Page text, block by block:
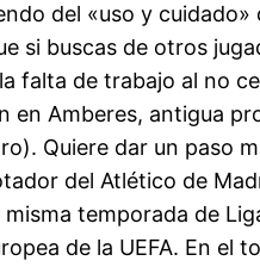
del «uso y
si buscas de otros
falta de trabajo al no
Amberes, antigua
Quiere dar un paso
del Atlético de
temporada de
de la UEFA. En